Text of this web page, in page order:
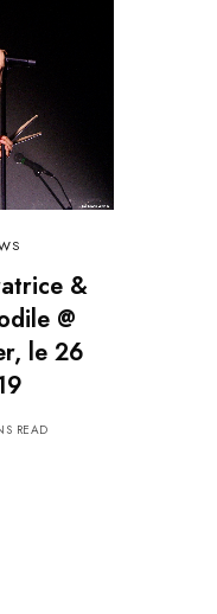
&
@
le 26
READ